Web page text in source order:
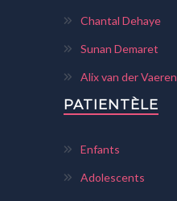
Chantal Dehaye
Sunan Demaret
Alix van der Vaeren
PATIENTÈLE
Enfants
Adolescents